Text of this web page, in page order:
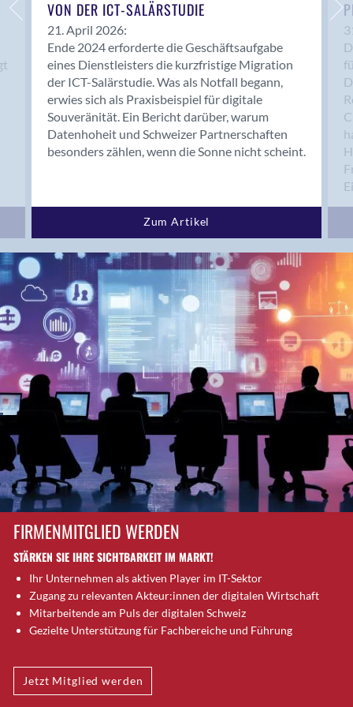
Bern 15
Bern 22
Bern 65
Bern 9
Bern-Zollikofen
Biel/Bienne
Binningen
Bolligen
Bremgarten bei Bern
Brig
Brig-Glis
Bronschhofen
Brugg
Brugg AG
Brütten
Bubendorf
Bubikon
Burgdorf
Bäretswil
Bülach
Cazis
Cham
Chur
Crissier
Davos Platz
Dietikon
Dietlikon
VON DER ICT-SALÄRSTUDIE
21. April 2026:
Ende 2024 erforderte die Geschäftsaufgabe
eines Dienstleisters die kurzfristige Migration
der ICT-Salärstudie. Was als Notfall begann,
erwies sich als Praxisbeispiel für digitale
Souveränität. Ein Bericht darüber, warum
Datenhoheit und Schweizer Partnerschaften
besonders zählen, wenn die Sonne nicht scheint.
Zum Artikel
FIRMENMITGLIED WERDEN
STÄRKEN SIE IHRE SICHTBARKEIT IM MARKT!
Ihr Unternehmen als aktiven Player im IT-Sektor
Zugang zu relevanten Akteur:innen der digitalen Wirtschaft
Mitarbeitende am Puls der digitalen Schweiz
Gezielte Unterstützung für Fachbereiche und Führung
Jetzt Mitglied werden